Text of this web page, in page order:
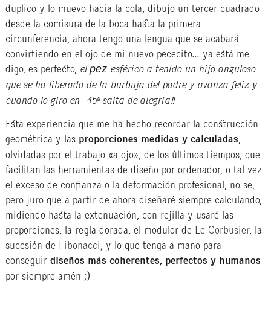
duplico y lo muevo hacia la cola, dibujo un tercer cuadrado
desde la comisura de la boca hasta la primera
circunferencia, ahora tengo una lengua que se acabará
convirtiendo en el ojo de mi nuevo pececito… ya está me
digo, es perfecto, el pez esférico a tenido un hijo anguloso
que se ha liberado de la burbuja del padre y avanza feliz y
cuando lo giro en -45º salta de alegría!!
Esta experiencia que me ha hecho recordar la construcción
geométrica y las proporciones medidas y calculadas,
olvidadas por el trabajo «a ojo», de los últimos tiempos, que
facilitan las herramientas de diseño por ordenador, o tal vez
el exceso de confianza o la deformación profesional, no se,
pero juro que a partir de ahora diseñaré siempre calculando,
midiendo hasta la extenuación, con rejilla y usaré las
proporciones, la regla dorada, el modulor de Le Corbusier, la
sucesión de Fibonacci, y lo que tenga a mano para
conseguir diseños más coherentes, perfectos y humanos
por siempre amén ;)